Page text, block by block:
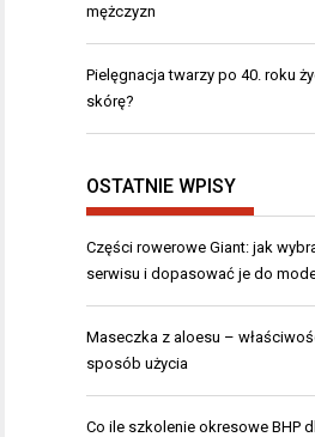
mężczyzn
Pielęgnacja twarzy po 40. roku
skórę?
OSTATNIE WPISY
Części rowerowe Giant: jak
serwisu i dopasować je do
Maseczka z aloesu –
sposób użycia
Co ile szkolenie okresowe BHP